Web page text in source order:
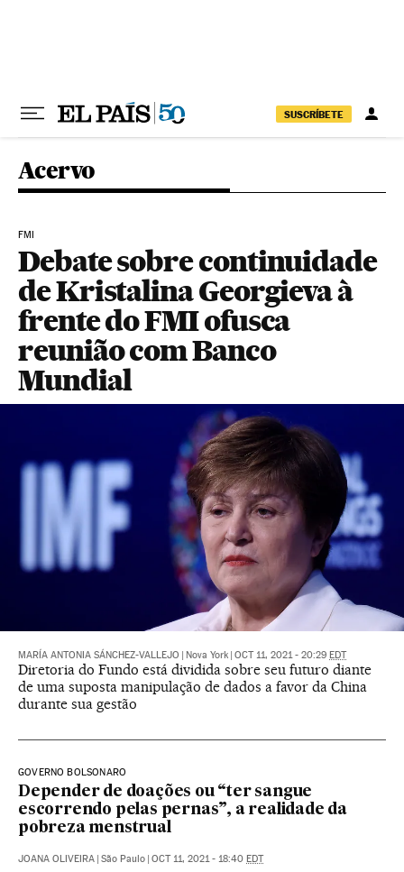
SUSCRÍBETE
Acervo
FMI
Debate sobre continuidade
de Kristalina Georgieva à
frente do FMI ofusca
reunião com Banco
Mundial
MARÍA ANTONIA SÁNCHEZ-VALLEJO Nova York OCT 11, 2021 - 20:29 EDT
Diretoria do Fundo está dividida sobre seu futuro diante
de uma suposta manipulação de dados a favor da China
durante sua gestão
GOVERNO BOLSONARO
Depender de doações ou “ter sangue
escorrendo pelas pernas”, a realidade da
pobreza menstrual
JOANA OLIVEIRA São Paulo OCT 11, 2021 - 18:40 EDT